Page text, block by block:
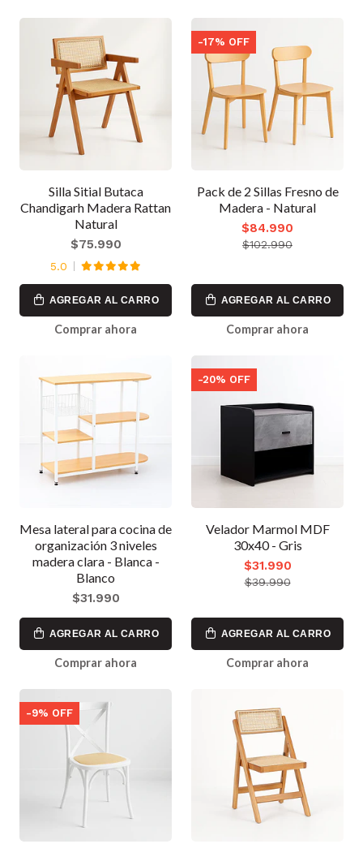
Silla Sitial Butaca
Chandigarh Madera Rattan
Natural
$75.990
5.0
AGREGAR AL CARRO
Comprar ahora
-17% OFF
Pack de 2 Sillas Fresno de
Madera - Natural
$84.990
$102.990
AGREGAR AL CARRO
Comprar ahora
Mesa lateral para cocina de
organización 3 niveles
madera clara - Blanca -
Blanco
$31.990
AGREGAR AL CARRO
Comprar ahora
-20% OFF
Velador Marmol MDF
30x40 - Gris
$31.990
$39.990
AGREGAR AL CARRO
Comprar ahora
-9% OFF